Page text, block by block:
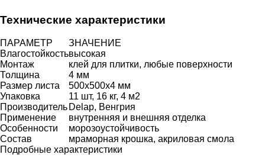
Технические характеристики
ПАРАМЕТР
ЗНАЧЕНИЕ
Влагостойкостьвысокая
Монтаж
клей для плитки, любые поверхности
Толщина
4 мм
Размер листа
500x500x4 мм
Упаковка
11 шт, 16 кг, 4 м2
Производитель Delap, Венгрия
Применение
внутренняя и внешняя отделка
Особенности
морозоустойчивость
Состав
мраморная крошка, акриловая смола
Подробные характеристики